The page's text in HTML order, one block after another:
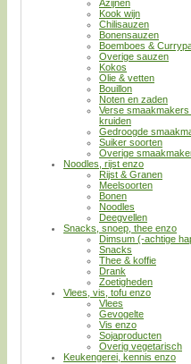
Azijnen
Kook wijn
Chilisauzen
Bonensauzen
Boemboes &
Overige sauzen
Kokos
Olie & vetten
Bouillon
Noten en zaden
Verse smaakmakers
kruiden
Gedroogde
Suiker soorten
Overige
Noodles, rijst enzo
Rijst & Granen
Meelsoorten
Bonen
Noodles
Deegvellen
Snacks, snoep, thee enzo
Dimsum (-achtige
Snacks
Thee & koffie
Drank
Zoetigheden
Vlees, vis, tofu enzo
Vlees
Gevogelte
Vis enzo
Sojaproducten
Overig vegetarisch
Keukengerei, kennis enzo